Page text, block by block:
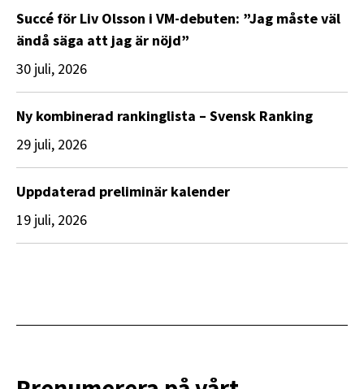
Succé för Liv Olsson i VM-debuten: ”Jag måste väl
ändå säga att jag är nöjd”
30 juli, 2026
Ny kombinerad rankinglista – Svensk Ranking
29 juli, 2026
Uppdaterad preliminär kalender
19 juli, 2026